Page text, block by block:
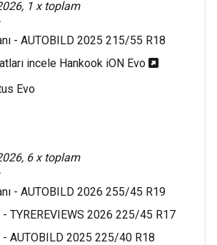
1 x toplam
- AUTOBILD 2025 215/55 R18
incele Hankook iON Evo
Evo
6 x toplam
- AUTOBILD 2026 255/45 R19
- TYREREVIEWS 2026 225/45 R17
- AUTOBILD 2025 225/40 R18